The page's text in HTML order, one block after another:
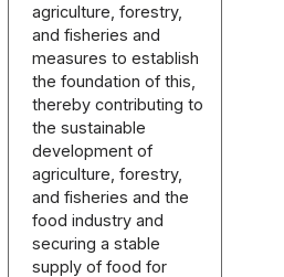
agriculture, forestry,
and fisheries and
measures to establish
the foundation of this,
thereby contributing to
the sustainable
development of
agriculture, forestry,
and fisheries and the
food industry and
securing a stable
supply of food for